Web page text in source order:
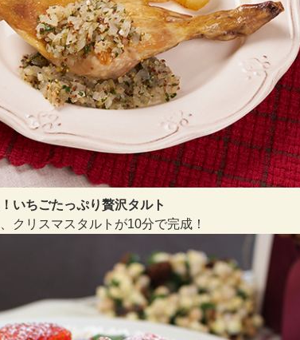
いちごたっぷり贅沢タルト
クリスマスタルトが10分で完成！